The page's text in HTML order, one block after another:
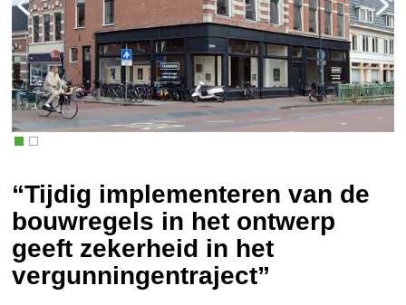
“Tijdig implementeren van de
bouwregels in het ontwerp
geeft zekerheid in het
vergunningentraject”